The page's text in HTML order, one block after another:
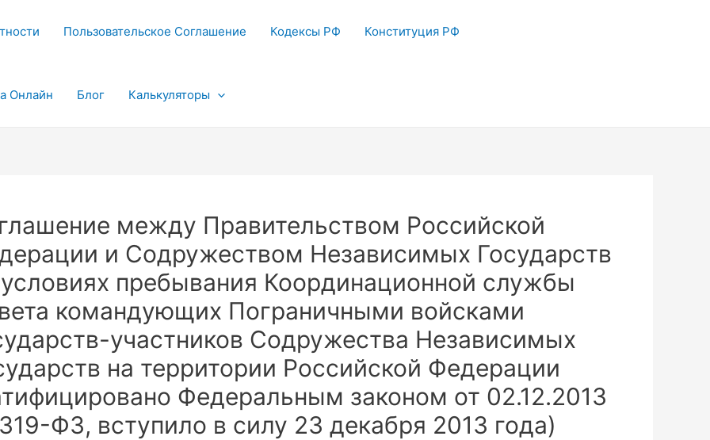
Пользовательское Соглашение Кодексы РФ Конституция РФ
Онлайн Блог Калькуляторы
между Правительством Российской
и Содружеством Независимых Государств
пребывания Координационной службы
командующих Пограничными войсками
участников Содружества Независимых
на территории Российской Федерации
Федеральным законом от 02.12.2013
ФЗ, вступило в силу 23 декабря 2013 года)